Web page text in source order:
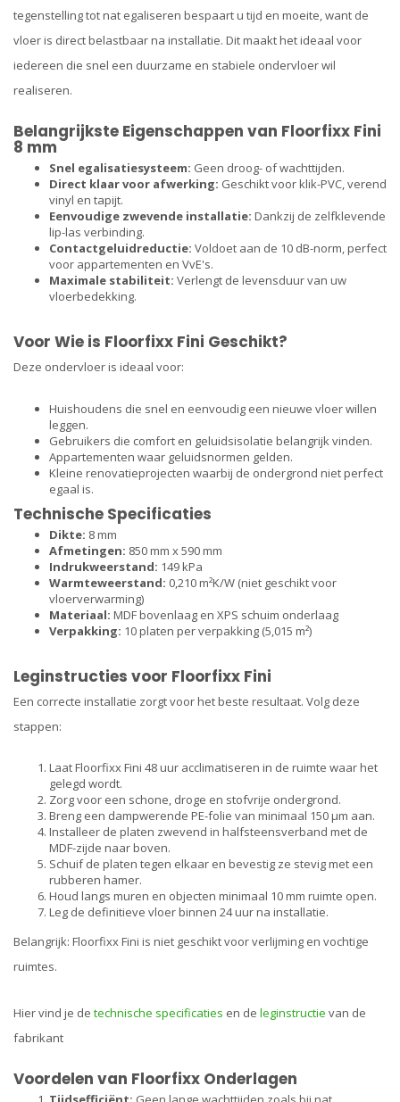
tegenstelling tot nat egaliseren bespaart u tijd en moeite, want de
vloer is direct belastbaar na installatie. Dit maakt het ideaal voor
iedereen die snel een duurzame en stabiele ondervloer wil
realiseren.
Belangrijkste Eigenschappen van Floorfixx Fini
8 mm
Snel egalisatiesysteem: Geen droog- of wachttijden.
Direct klaar voor afwerking: Geschikt voor klik-PVC, verend
vinyl en tapijt.
Eenvoudige zwevende installatie: Dankzij de zelfklevende
lip-las verbinding.
Contactgeluidreductie: Voldoet aan de 10 dB-norm, perfect
voor appartementen en VvE's.
Maximale stabiliteit: Verlengt de levensduur van uw
vloerbedekking.
Voor Wie is Floorfixx Fini Geschikt?
Deze ondervloer is ideaal voor:
Huishoudens die snel en eenvoudig een nieuwe vloer willen
leggen.
Gebruikers die comfort en geluidsisolatie belangrijk vinden.
Appartementen waar geluidsnormen gelden.
Kleine renovatieprojecten waarbij de ondergrond niet perfect
egaal is.
Technische Specificaties
Dikte: 8 mm
Afmetingen: 850 mm x 590 mm
Indrukweerstand: 149 kPa
Warmteweerstand: 0,210 m²K/W (niet geschikt voor
vloerverwarming)
Materiaal: MDF bovenlaag en XPS schuim onderlaag
Verpakking: 10 platen per verpakking (5,015 m²)
Leginstructies voor Floorfixx Fini
Een correcte installatie zorgt voor het beste resultaat. Volg deze
stappen:
Laat Floorfixx Fini 48 uur acclimatiseren in de ruimte waar het
gelegd wordt.
Zorg voor een schone, droge en stofvrije ondergrond.
Breng een dampwerende PE-folie van minimaal 150 μm aan.
Installeer de platen zwevend in halfsteensverband met de
MDF-zijde naar boven.
Schuif de platen tegen elkaar en bevestig ze stevig met een
rubberen hamer.
Houd langs muren en objecten minimaal 10 mm ruimte open.
Leg de definitieve vloer binnen 24 uur na installatie.
Belangrijk: Floorfixx Fini is niet geschikt voor verlijming en vochtige
ruimtes.
Hier vind je de technische specificaties en de leginstructie van de
fabrikant
Voordelen van Floorfixx Onderlagen